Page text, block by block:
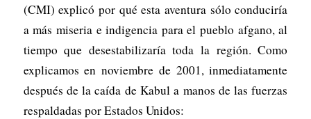
(CMI) explicó por qué esta aventura sólo conduciría
a más miseria e indigencia para el pueblo afgano, al
tiempo que desestabilizaría toda la región. Como
explicamos en noviembre de 2001, inmediatamente
después de la caída de Kabul a manos de las fuerzas
respaldadas por Estados Unidos: